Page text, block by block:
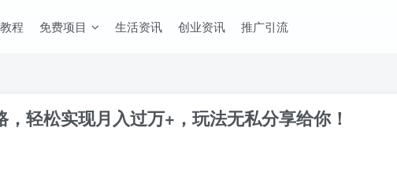
程 免费项目 生活资讯 创业资讯 推广引流
轻松实现月入过万+，玩法无私分享给你！